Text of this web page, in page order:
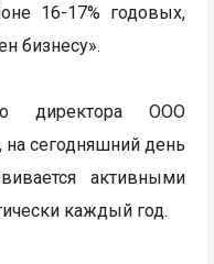
16-17% годовых,
бизнесу».
директора ООО
сегодняшний день
активными
каждый год.